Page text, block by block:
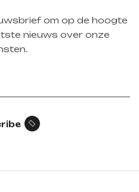
om op de hoogte
nieuws over onze